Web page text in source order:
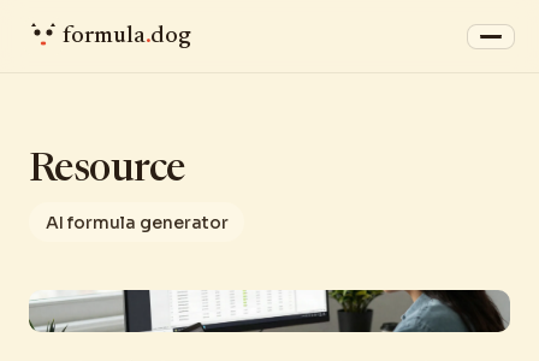
Resource
AI formula generator
formula.dog